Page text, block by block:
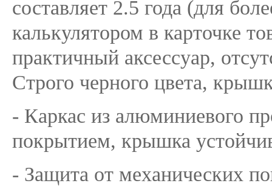
составляет 2.5 года (для
калькулятором в карточке
практичный аксессуар,
Строго черного цвета,
- Каркас из алюминиевого
покрытием, крышка
- Защита от механических